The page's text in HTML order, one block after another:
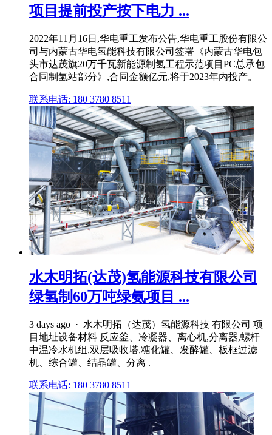
项目提前投产按下电力 ...
2022年11月16日,华电重工发布公告,华电重工股份有限公
司与内蒙古华电氢能科技有限公司签署《内蒙古华电包
头市达茂旗20万千瓦新能源制氢工程示范项目PC总承包
合同制氢站部分》,合同金额亿元,将于2023年内投产。
联系电话: 180 3780 8511
水木明拓(达茂)氢能源科技有限公司
绿氢制60万吨绿氨项目 ...
3 days ago · 水木明拓（达茂）氢能源科技 有限公司 项
目地址设备材料 反应釜、冷凝器、离心机,分离器,螺杆
中温冷水机组,双层吸收塔,糖化罐、发酵罐、板框过滤
机、综合罐、结晶罐、分离 .
联系电话: 180 3780 8511